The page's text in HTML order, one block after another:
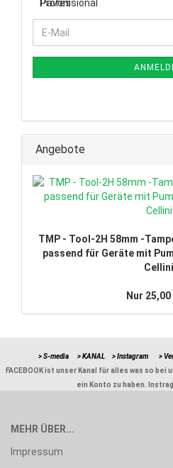
ZUR
E-
Mail
Angebote
TMP - Tool-2H 58mm -
passend für Geräte mit
Cellini
Nur 25,00
> S-media > KANAL > Instagram >
FACEBOOK ist unser Kanal für alles was so
ein Konto zu haben.
MEHR ÜBER...
Impressum